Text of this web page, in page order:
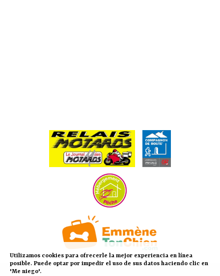
Utilizamos cookies para ofrecerle la mejor experiencia en línea
posible. Puede optar por impedir el uso de sus datos haciendo clic en
'Me niego'.